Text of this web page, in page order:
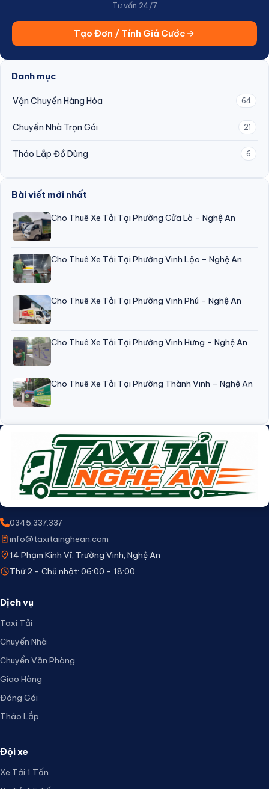
Tư vấn 24/7
Tạo Đơn / Tính Giá Cước
Danh mục
Vận Chuyển Hàng Hóa 64
Chuyển Nhà Trọn Gói 21
Tháo Lắp Đồ Dùng 6
Bài viết mới nhất
Cho Thuê Xe Tải Tại Phường Cửa Lò – Nghệ An
Cho Thuê Xe Tải Tại Phường Vinh Lộc – Nghệ An
Cho Thuê Xe Tải Tại Phường Vinh Phú – Nghệ An
Cho Thuê Xe Tải Tại Phường Vinh Hưng – Nghệ An
Cho Thuê Xe Tải Tại Phường Thành Vinh – Nghệ An
0345.337.337
info@taxitainghean.com
14 Phạm Kinh Vĩ, Trường Vinh, Nghệ An
Thứ 2 - Chủ nhật: 06:00 - 18:00
Dịch vụ
Taxi Tải
Chuyển Nhà
Chuyển Văn Phòng
Giao Hàng
Đóng Gói
Tháo Lắp
Đội xe
Xe Tải 1 Tấn